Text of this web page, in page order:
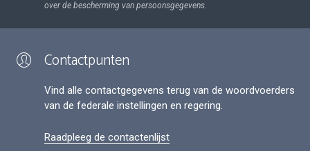
over de bescherming van persoonsgegevens.
Contactpunten
Vind alle contactgegevens terug van de woordvoerders
van de federale instellingen en regering.
Raadpleeg de contactenlijst